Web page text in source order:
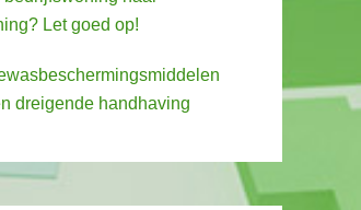
Let goed op!
dreigende handhaving